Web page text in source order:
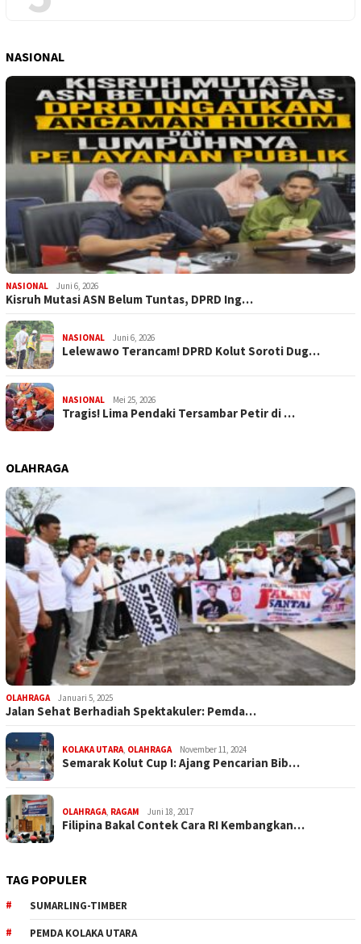
NASIONAL
NASIONAL Juni 6, 2026
Kisruh Mutasi ASN Belum Tuntas, DPRD Ing…
NASIONAL Juni 6, 2026
Lelewawo Terancam! DPRD Kolut Soroti Dug…
NASIONAL Mei 25, 2026
Tragis! Lima Pendaki Tersambar Petir di …
OLAHRAGA
OLAHRAGA Januari 5, 2025
Jalan Sehat Berhadiah Spektakuler: Pemda…
KOLAKA UTARA, OLAHRAGA November 11, 2024
Semarak Kolut Cup I: Ajang Pencarian Bib…
OLAHRAGA, RAGAM Juni 18, 2017
Filipina Bakal Contek Cara RI Kembangkan…
TAG POPULER
SUMARLING-TIMBER
PEMDA KOLAKA UTARA